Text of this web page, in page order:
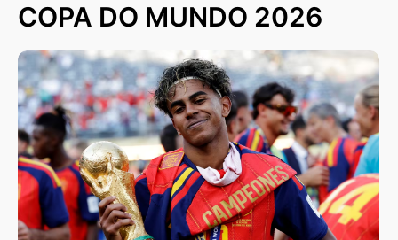
COPA DO MUNDO 2026